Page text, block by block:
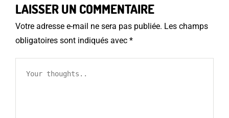
LAISSER UN COMMENTAIRE
Votre adresse e-mail ne sera pas publiée. Les champs
obligatoires sont indiqués avec *